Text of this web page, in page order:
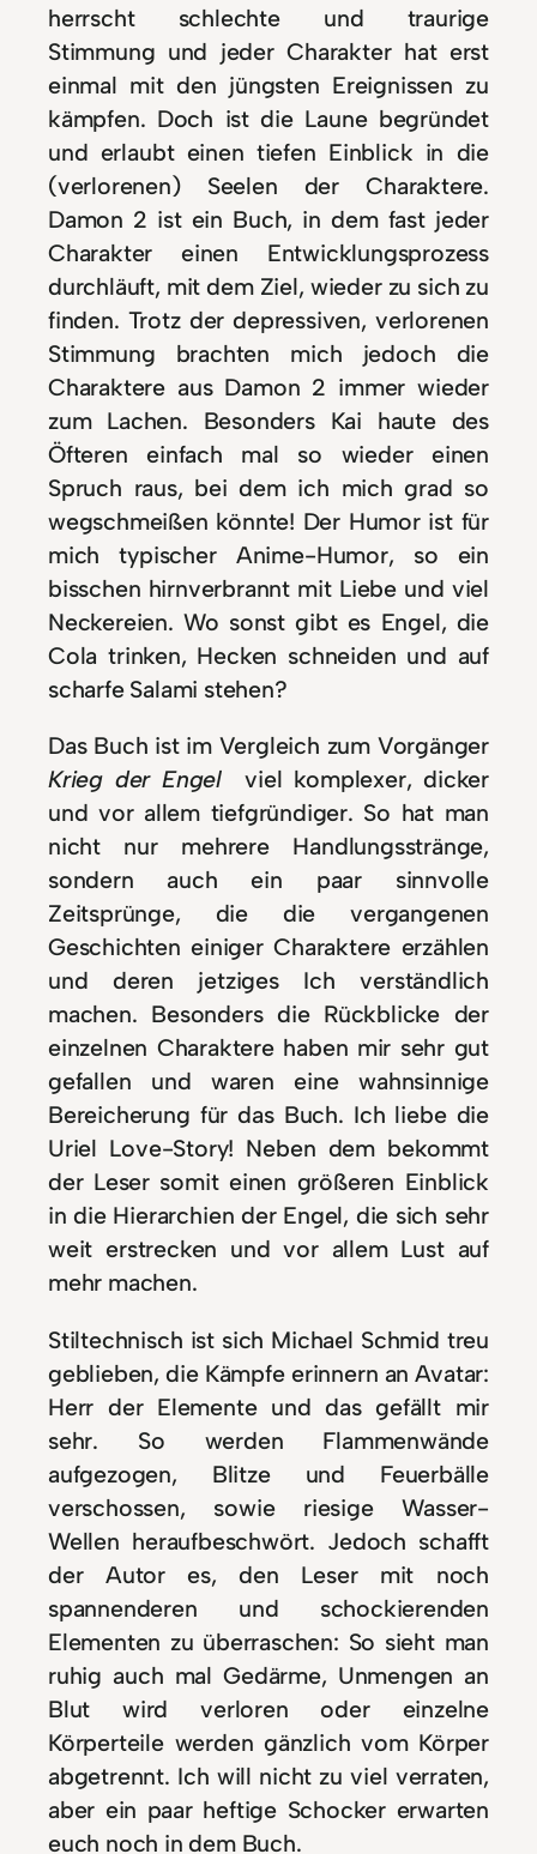
herrscht schlechte und traurige
Stimmung und jeder Charakter hat erst
einmal mit den jüngsten Ereignissen zu
kämpfen. Doch ist die Laune begründet
und erlaubt einen tiefen Einblick in die
(verlorenen) Seelen der Charaktere.
Damon 2 ist ein Buch, in dem fast jeder
Charakter einen Entwicklungsprozess
durchläuft, mit dem Ziel, wieder zu sich zu
finden. Trotz der depressiven, verlorenen
Stimmung brachten mich jedoch die
Charaktere aus Damon 2 immer wieder
zum Lachen. Besonders Kai haute des
Öfteren einfach mal so wieder einen
Spruch raus, bei dem ich mich grad so
wegschmeißen könnte! Der Humor ist für
mich typischer Anime-Humor, so ein
bisschen hirnverbrannt mit Liebe und viel
Neckereien. Wo sonst gibt es Engel, die
Cola trinken, Hecken schneiden und auf
scharfe Salami stehen?
Das Buch ist im Vergleich zum Vorgänger
Krieg der Engel
viel komplexer, dicker
und vor allem tiefgründiger. So hat man
nicht nur mehrere Handlungsstränge,
sondern auch ein paar sinnvolle
Zeitsprünge, die die vergangenen
Geschichten einiger Charaktere erzählen
und deren jetziges Ich verständlich
machen. Besonders die Rückblicke der
einzelnen Charaktere haben mir sehr gut
gefallen und waren eine wahnsinnige
Bereicherung für das Buch. Ich liebe die
Uriel Love-Story! Neben dem bekommt
der Leser somit einen größeren Einblick
in die Hierarchien der Engel, die sich sehr
weit erstrecken und vor allem Lust auf
mehr machen.
Stiltechnisch ist sich Michael Schmid treu
geblieben, die Kämpfe erinnern an Avatar:
Herr der Elemente und das gefällt mir
sehr. So werden Flammenwände
aufgezogen, Blitze und Feuerbälle
verschossen, sowie riesige Wasser-
Wellen heraufbeschwört. Jedoch schafft
der Autor es, den Leser mit noch
spannenderen und schockierenden
Elementen zu überraschen: So sieht man
ruhig auch mal Gedärme, Unmengen an
Blut wird verloren oder einzelne
Körperteile werden gänzlich vom Körper
abgetrennt. Ich will nicht zu viel verraten,
aber ein paar heftige Schocker erwarten
euch noch in dem Buch.